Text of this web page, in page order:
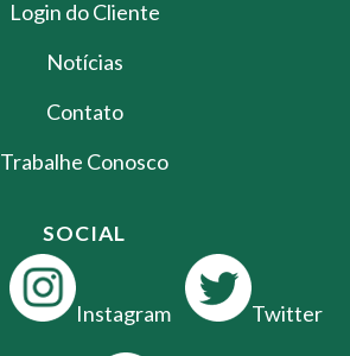
Login do Cliente
Notícias
Contato
Trabalhe Conosco
SOCIAL
Instagram Twitter